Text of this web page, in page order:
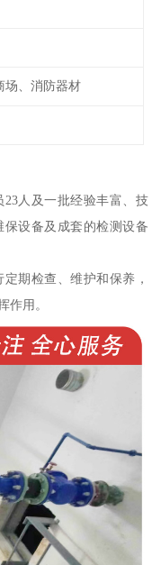
场、消防器材
人及一批经验丰富、技
设备及成套的检测设备
期检查、维护和保养，
作用。